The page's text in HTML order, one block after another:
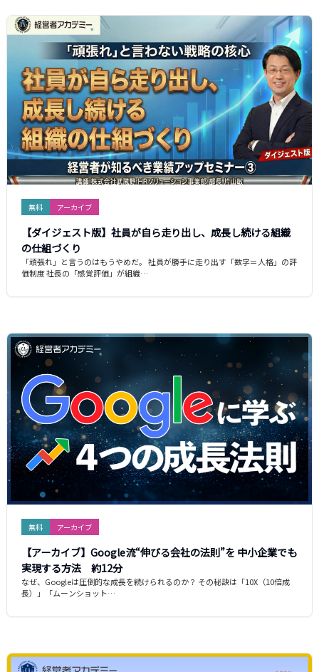
無料 アーカイブ
【ダイジェスト版】社員が自ら走り出し、成長し続ける組織
の仕組づくり
「頑張れ」と言うのはもうやめだ。 社員が勝手に走り出す「数字＝人格」の評
価制度 社長の「感覚評価」が組織…
無料 アーカイブ
【アーカイブ】Google流“伸びる会社の法則”を 中小企業でも
実現する方法 約12分
なぜ、Googleは圧倒的な成長を続けられるのか？ その秘訣は「10X（10倍成
長）」「ムーンショット…